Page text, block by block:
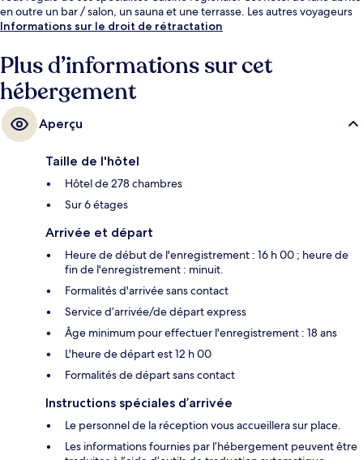
en outre un bar / salon, un sauna et une terrasse. Les autres voyageurs
ne tarissent pas d'éloges en ce qui concerne le personnel attentionné et
pied des transports publics : Station U-Bahn Gänsemarkt se trouve à 2
min et Station U-Bahn Stephansplatz, à 6 min.
Informations sur le droit de rétractation
Plus d’informations sur cet
hébergement
Aperçu
Taille de l'hôtel
Hôtel de 278 chambres
Sur 6 étages
Arrivée et départ
Heure de début de l'enregistrement : 16 h 00 ; heure de
fin de l'enregistrement : minuit.
Formalités d'arrivée sans contact
Service d’arrivée/de départ express
Âge minimum pour effectuer l'enregistrement : 18 ans
L'heure de départ est 12 h 00
Formalités de départ sans contact
Instructions spéciales d’arrivée
Le personnel de la réception vous accueillera sur place.
Les informations fournies par l’hébergement peuvent être